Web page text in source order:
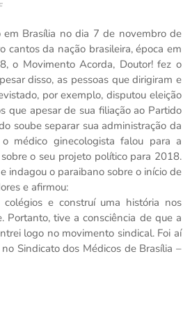
Brasília no dia 7 de novembro de
cantos da nação brasileira, época em
o Movimento Acorda, Doutor! fez o
disso, as pessoas que dirigiram e
por exemplo, disputou eleição
que apesar de sua filiação ao Partido
soube separar sua administração da
médico ginecologista falou para a
o seu projeto político para 2018.
indagou o paraibano sobre o início de
e afirmou:
e construí uma história nos
Portanto, tive a consciência de que a
logo no movimento sindical. Foi aí
Sindicato dos Médicos de Brasília –